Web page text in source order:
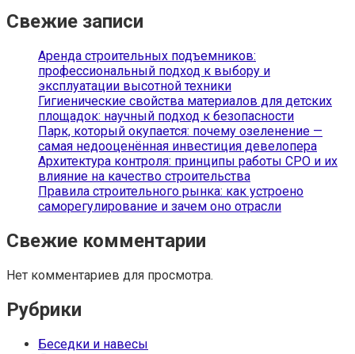
Свежие записи
Аренда строительных подъемников:
профессиональный подход к выбору и
эксплуатации высотной техники
Гигиенические свойства материалов для детских
площадок: научный подход к безопасности
Парк, который окупается: почему озеленение —
самая недооценённая инвестиция девелопера
Архитектура контроля: принципы работы СРО и их
влияние на качество строительства
Правила строительного рынка: как устроено
саморегулирование и зачем оно отрасли
Свежие комментарии
Нет комментариев для просмотра.
Рубрики
Беседки и навесы